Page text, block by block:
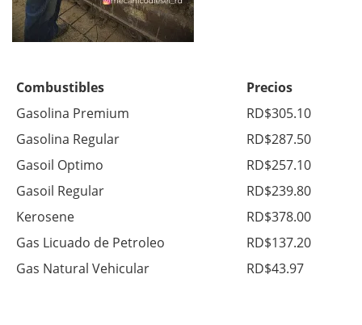
Combustibles
Precios
Gasolina Premium
RD$305.10
Gasolina Regular
RD$287.50
Gasoil Optimo
RD$257.10
Gasoil Regular
RD$239.80
Kerosene
RD$378.00
Gas Licuado de Petroleo
RD$137.20
Gas Natural Vehicular
RD$43.97